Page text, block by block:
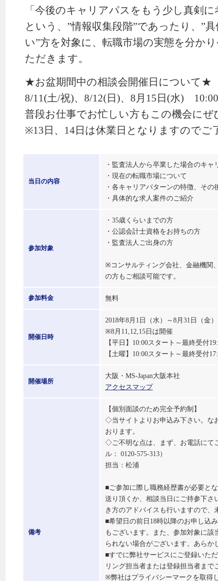
「今後のキャリアパスをもう少し真剣
という、”情報収集段階”であったり、”
い”方を対象に、転職市場の実態を分か
ただきます。
★お盆期間中の相談会開催日について★
8/11(土/祝)、8/12(日)、8月15日(水)
普段お仕事でお忙しい方もこの機会にぜ
※13日、14日は休業日となりますのでご
当日の内容
・監査法人から卒業した場合のキャ
・現在の転職市場について
・各キャリアパターンの特徴、そ
・具体的な求人案件のご紹介
参加対象
・35歳くらいまでの方
・公認会計士資格をお持ちの方
・監査法人ご出身の方
※コンサルティング会社、金融機関
の方もご相談可能です。
参加料金 無料
開催日時
2018年8月1日（水）～8月31日（
※8月11,12,15日は開催
【平日】10:00スタート～最終受付
【土曜】10:00スタート～最終受付
開催場所
大阪・MS-Japan大阪本社
アクセスマップ
備考
【個別面談のため完全予約制】
◇当サイトよりお申込み下さい。な
おります。
◇ご不明な点は、まず、お電話にて
ル： 0120-575-313）
担当：松浦
■ご参加に際し職務経歴書が必要と
送り頂くか、相談当日にご持参下さ
き方のアドバイスも行いますので
■希望日の前日18時以降のお申し込
もございます。また、参加対象に
られない場合がございます。あらか
■すでに弊社サービスにご登録いた
リング担当者または登録担当者まで
※弊社はプライバシーマークを取得